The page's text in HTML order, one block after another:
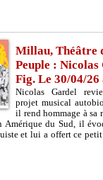
Millau, Théâtre
Peuple :
Fig. Le 30/04/26
Nicolas Gardel
projet musical
il rend hommage à sa
Amérique du Sud, il
et lui a offert ce